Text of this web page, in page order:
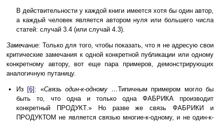
В действительности у каждой книги имеется хотя бы один автор,
а каждый человек является автором нуля или большего числа
статей: случай 3.4 (или случай 4.3).
Замечание:Только для того, чтобы показать, что я не адресую свои
критические замечания к одной конкретной публикации или одному
конкретному автору, вот еще пара примеров, демонстрирующих
аналогичную путаницу.
Из [6] : «Связь один-к-одному …Типичным примером могло бы
быть то, что одна и только одна ФАБРИКА производит
конкретный ПРОДУКТ.» Но разве же связь ФАБРИКИ и
ПРОДУКТОМ не является связью многие-к-одному, и не один-к-